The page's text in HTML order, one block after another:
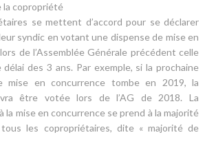
la copropriété
se mettent d’accord pour se déclarer
syndic en votant une dispense de mise en
de l’Assemblée Générale précédent celle
des 3 ans. Par exemple, si la prochaine
mise en concurrence tombe en 2019, la
être votée lors de l’AG de 2018. La
la mise en concurrence se prend à la majorité
les copropriétaires, dite « majorité de